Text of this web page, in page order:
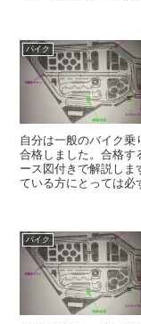
バイク
自分は一般のバイク乗
合格しました。合格す
ース図付きで解説しま
ている方にとっては必
バイク